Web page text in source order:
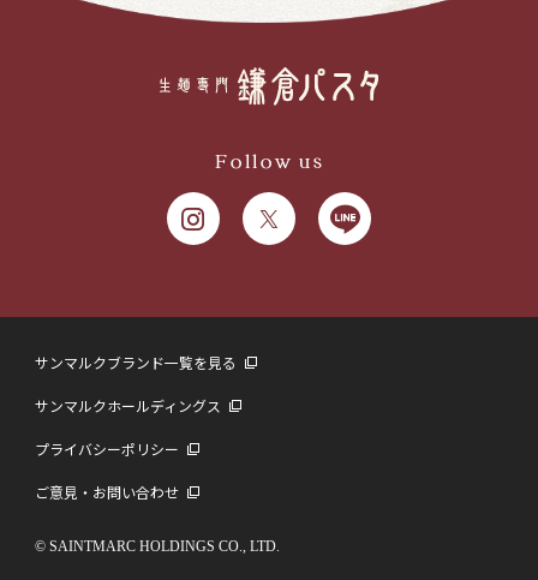
Follow us
サンマルクブランド一覧を見る
サンマルクホールディングス
プライバシーポリシー
ご意見・お問い合わせ
© SAINTMARC HOLDINGS CO., LTD.